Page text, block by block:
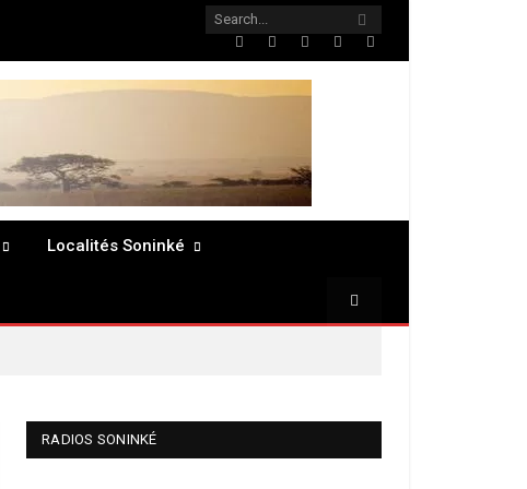
Twitter FacebookLinkedInPinterest
Localités Soninké
RADIOS SONINKÉ